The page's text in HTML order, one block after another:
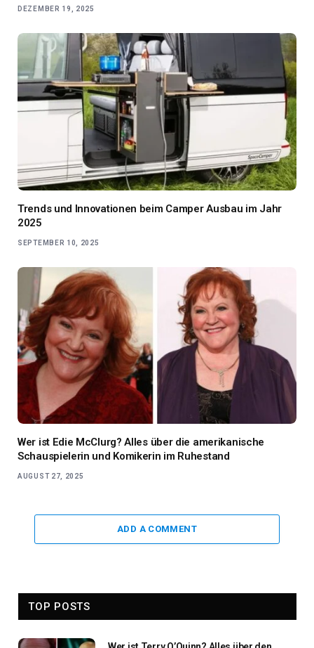
DEZEMBER 19, 2025
Trends und Innovationen beim Camper Ausbau im Jahr
2025
SEPTEMBER 10, 2025
Wer ist Edie McClurg? Alles über die amerikanische
Schauspielerin und Komikerin im Ruhestand
AUGUST 27, 2025
ADD A COMMENT
TOP POSTS